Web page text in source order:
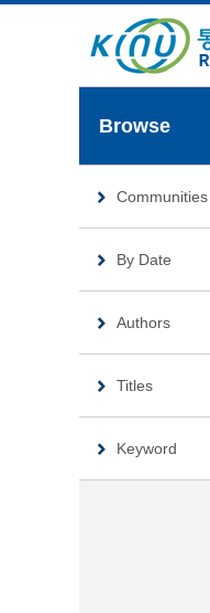
Browse
By Date
Authors
Titles
Keyword